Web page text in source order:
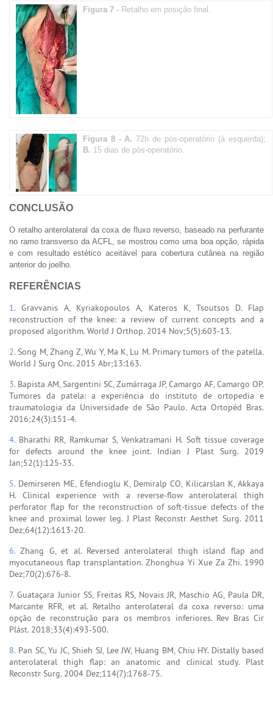
Figura 7 - Retalho em posição final.
Figura 8 - A. 72h de pós-operatório (à esquerda);
B. 15 dias de pós-operatório.
CONCLUSÃO
O retalho anterolateral da coxa de fluxo reverso, baseado na perfurante
no ramo transverso da ACFL, se mostrou como uma boa opção, rápida
e com resultado estético aceitável para cobertura cutânea na região
anterior do joelho.
REFERÊNCIAS
1.Gravvanis A, Kyriakopoulos A, Kateros K, Tsoutsos D. Flap
reconstruction of the knee: a review of current concepts and a
proposed algorithm. World J Orthop. 2014 Nov;5(5):603-13.
2.Song M, Zhang Z, Wu Y, Ma K, Lu M. Primary tumors of the patella.
World J Surg Onc. 2015 Abr;13:163.
3. Bapista AM, Sargentini SC, Zumárraga JP, Camargo AF, Camargo OP.
Tumores da patela: a experiência do instituto de ortopedia e
traumatologia da Universidade de São Paulo. Acta Ortopéd Bras.
2016;24(3):151-4.
4. Bharathi RR, Ramkumar S, Venkatramani H. Soft tissue coverage
for defects around the knee joint. Indian J Plast Surg. 2019
Jan;52(1):125-33.
5. Demirseren ME, Efendioglu K, Demiralp CO, Kilicarslan K, Akkaya
H. Clinical experience with a reverse-flow anterolateral thigh
perforator flap for the reconstruction of soft-tissue defects of the
knee and proximal lower leg. J Plast Reconstr Aesthet Surg. 2011
Dez;64(12):1613-20.
6.Zhang G, et al. Reversed anterolateral thigh island flap and
myocutaneous flap transplantation. Zhonghua Yi Xue Za Zhi. 1990
Dez;70(2):676-8.
7.Guataçara Junior SS, Freitas RS, Novais JR, Maschio AG, Paula DR,
Marcante RFR, et al. Retalho anterolateral da coxa reverso: uma
opção de reconstrução para os membros inferiores. Rev Bras Cir
Plást. 2018;33(4):493-500.
8. Pan SC, Yu JC, Shieh SJ, Lee JW, Huang BM, Chiu HY. Distally based
anterolateral thigh flap: an anatomic and clinical study. Plast
Reconstr Surg. 2004 Dez;114(7):1768-75.